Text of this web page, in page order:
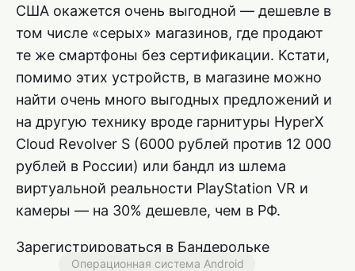
США окажется очень выгодной — дешевле в
том числе «серых» магазинов, где продают
те же смартфоны без сертификации. Кстати,
помимо этих устройств, в магазине можно
найти очень много выгодных предложений и
на другую технику вроде гарнитуры HyperX
Cloud Revolver S (6000 рублей против 12 000
рублей в России) или бандл из шлема
виртуальной реальности PlayStation VR и
камеры — на 30% дешевле, чем в РФ.
Зарегистрироваться в Бандерольке
Операционная система Android